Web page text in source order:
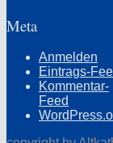
Meta
Anmelden
Eintrags-
Kommentar-
Feed